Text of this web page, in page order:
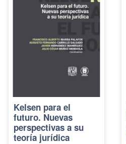
Kelsen para el
futuro. Nuevas
perspectivas a su
teoría jurídica